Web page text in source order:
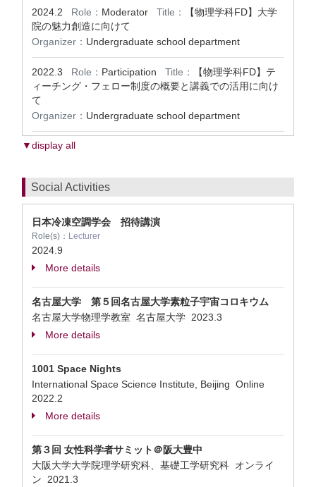
2024.2 Role： Moderator Title：
【物理学科FD】大学
院の魅力創造に向けて
Organizer： Undergraduate school department
2022.3 Role： Participation Title：
【物理学科FD】テ
ィーチング・フェロー制度の概要と講義での活用に向け
て
Organizer： Undergraduate school department
▼display all
Social Activities
日本冷凍空調学会 招待講演
Role(s)： Lecturer
2024.9
More details
名古屋大学 第５回名古屋大学素粒子宇宙コロキウム
名古屋大学物理学教室 名古屋大学 2023.3
More details
1001 Space Nights
International Space Science Institute, Beijing Online
2022.2
More details
第３回 女性科学者サミット＠阪大豊中
大阪大学大学院理学研究科、基礎工学研究科 オンライ
ン 2021.3